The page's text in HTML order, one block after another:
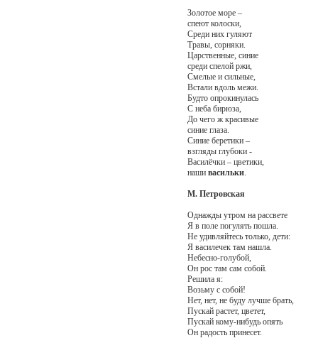
Золотое море –
спеют колоски,
Среди них гуляют
Травы, сорняки.
Царственные, синие
среди спелой ржи,
Смелые и сильные,
Встали вдоль межи.
Будто опрокинулась
С неба бирюза,
До чего ж красивые
синие глаза.
Синие беретики –
взгляды глубоки -
Василёчки – цветики,
наши васильки.
М. Петровская
Однажды утром на рассвете
Я в поле погулять пошла.
Не удивляйтесь только, дети:
Я василечек там нашла.
Небесно-голубой,
Он рос там сам собой.
Решила я:
Возьму с собой!
Нет, нет, не буду лучше брать,
Пускай растет, цветет,
Пускай кому-нибудь опять
Он радость принесет.